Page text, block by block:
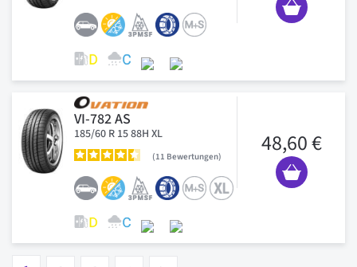
VI-782 AS
185/60 R 15 88H XL
11 Bewertungen 48,60 €
Vous lisez actuellement la page